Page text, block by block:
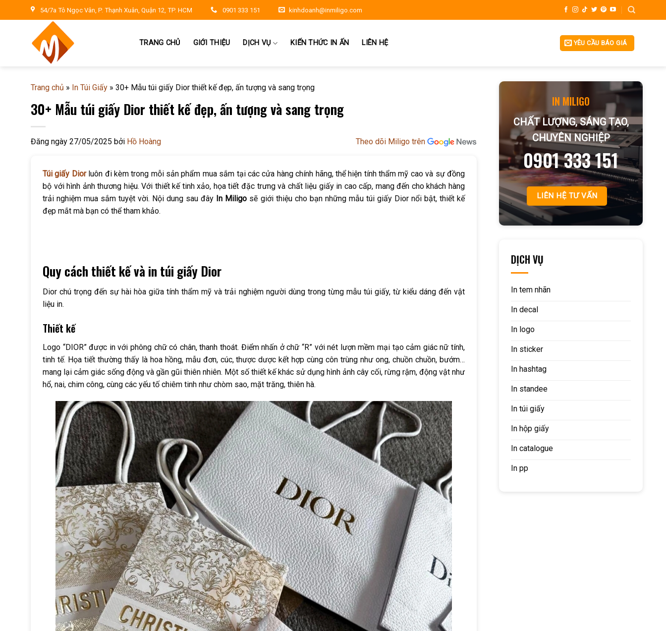
to
54/7a Tô Ngọc Vân, P. Thạnh Xuân, Quận 12, TP. HCM 0901 333 151 kinhdoanh@inmiligo.com
TRANG CHỦ GIỚI THIỆU DỊCH VỤ KIẾN THỨC IN ẤN LIÊN HỆ YÊU CẦU BÁO GIÁ
Trang chủ » In Túi Giấy » 30+ Mẫu túi giấy Dior thiết kế đẹp, ấn tượng và sang trọng
30+ Mẫu túi giấy Dior thiết kế đẹp, ấn tượng và sang trọng
Đăng ngày 27/05/2025 bởi Hồ Hoàng Theo dõi Miligo trên
Túi giấy Diorluôn đi kèm trong mỗi sản phẩm mua sắm tại các cửa hàng chính hãng, thể hiện tính thẩm mỹ cao và sự đồng
bộ với hình ảnh thương hiệu. Với thiết kế tinh xảo, họa tiết đặc trưng và chất liệu giấy in cao cấp, mang đến cho khách hàng
trải nghiệm mua sắm tuyệt vời. Nội dung sau đây In Miligo sẽ giới thiệu cho bạn những mẫu túi giấy Dior nổi bật, thiết kế
đẹp mắt mà bạn có thể tham khảo.
Quy cách thiết kế và in túi giấy Dior
Dior chú trọng đến sự hài hòa giữa tính thẩm mỹ và trải nghiệm người dùng trong từng mẫu túi giấy, từ kiểu dáng đến vật
liệu in.
Thiết kế
Logo “DIOR” được in với phông chữ có chân, thanh thoát. Điểm nhấn ở chữ “R” với nét lượn mềm mại tạo cảm giác nữ tính,
tinh tế. Họa tiết thường thấy là hoa hồng, mẫu đơn, cúc, thược dược kết hợp cùng côn trùng như ong, chuồn chuồn, bướm…
mang lại cảm giác sống động và gần gũi thiên nhiên. Một số thiết kế khác sử dụng hình ảnh cây cối, rừng rậm, động vật như
hổ, nai, chim công, cùng các yếu tố chiêm tinh như chòm sao, mặt trăng, thiên hà.
IN MILIGO
CHẤT LƯỢNG, SÁNG TẠO,
CHUYÊN NGHIỆP
0901 333 151
LIÊN HỆ TƯ VẤN
DỊCH VỤ
In tem nhãn
In decal
In logo
In sticker
In hashtag
In standee
In túi giấy
In hộp giấy
In catalogue
In pp